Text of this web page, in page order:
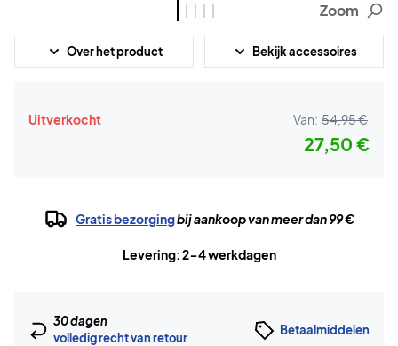
Zoom
Over het product Bekijk accessoires
Uitverkocht Van: 54,95 €
27,50 €
Gratis bezorgingbij aankoop van meer dan 99 €
Levering: 2-4 werkdagen
30 dagen
volledig recht van retour
Betaalmiddelen